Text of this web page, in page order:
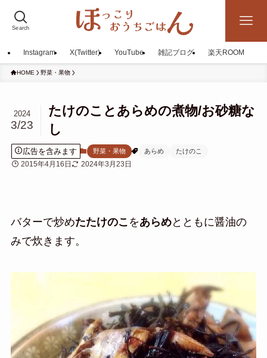
Search
Instagram X(Twitter) YouTube 雑記ブログ 楽天ROOM
HOME 野菜・果物
たけのことあらめの煮物/お砂糖な
し
2024
3/23
広告を含みます 野菜・果物 あらめ たけのこ
2015年4月16日 2024年3月23日
バターで炒めたたけのこ をあらめとともに醤油の
みで炊きます。